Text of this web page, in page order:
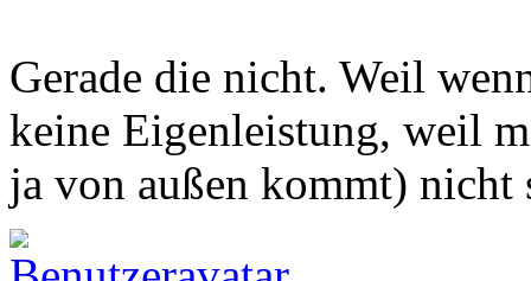
Gerade die nicht. Weil
keine Eigenleistung, weil
ja von außen kommt) nicht